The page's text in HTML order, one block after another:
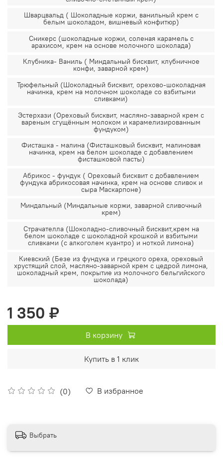
(0) В избранное
Шварцвальд ( Шоколадные коржи, ванильный крем с
белым шоколадом, вишневый конфитюр)
Сникерс (шоколадные коржи, соленая карамель с
арахисом, крем на основе молочного шоколада)
Клубника- Ваниль ( Миндальный бисквит, клубничное
конфи, заварной крем)
Трюфельный (Шоколадный бисквит, орехово-шоколадная
начинка, крем на молочном шоколаде со взбитыми
сливками)
Эстерхази (Ореховый бисквит, масляно-заварной крем с
вареным сгущённым молоком и карамелизированным
фундуком)
Фисташка - малина (Фисташковый бисквит, малиновая
начинка, крем на белом шоколаде с добавлением
фисташковой пасты)
Абрикос - фундук ( Ореховый бисквит с добавлением
фундука абрикосовая начинка, крем на основе сливок и
сыра Маскарпоне)
Миндальный (Миндальные коржи, заварной сливочный
крем)
Страчателла (Шоколадно-сливочный бисквит,крем на
белом шоколаде с шоколадной крошкой и взбитыми
сливками (с алкоголем куантро) и ноткой лимона)
Киевский (Безе из фундука и грецкого ореха, ореховый
хрустящий слой, масляно-заварной крем с цедрой лимона,
шоколадный крем, покрытие из молочного бельгийского
шоколада)
1 350 ₽
В корзину
Купить в 1 клик
Выбрать